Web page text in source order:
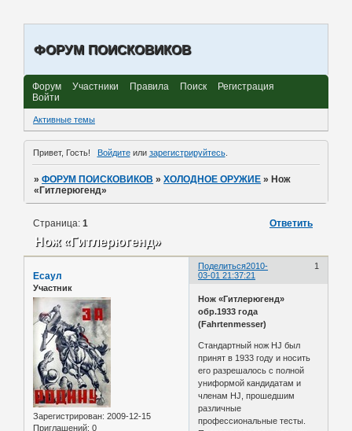
ФОРУМ ПОИСКОВИКОВ
Форум Участники Правила Поиск
Регистрация
Войти
Активные темы
Привет, Гость! Войдитеили зарегистрируйтесь.
»ФОРУМ ПОИСКОВИКОВ »ХОЛОДНОЕ ОРУЖИЕ »Нож
«Гитлерюгенд»
Нож «Гитлерюгенд»
Страница:1 Ответить
Поделиться 1
2010-
03-01 21:37:21
Есаул
Участник
Зарегистрирован: 2009-12-15
Приглашений: 0
Нож «Гитлерюгенд»
обр.1933 года
(Fahrtenmesser)
Стандартный нож HJ был
принят в 1933 году и носить
его разрешалось с полной
униформой кандидатам и
членам HJ, прошедшим
различные
профессиональные тесты.